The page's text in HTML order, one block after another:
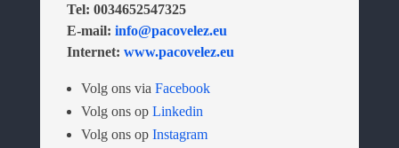
Tel: 0034652547325
E-mail: info@pacovelez.eu
Internet: www.pacovelez.eu
Volg ons via Facebook
Volg ons op Linkedin
Volg ons op Instagram